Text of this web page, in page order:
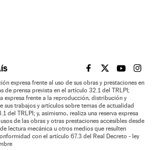
EL PAÍS BRASIL EN
EL PAÍSEL PAÍS
EL
expresa frente al uso de sus obras y prestaciones en
de prensa prevista en el artículo 32.1 del TRLPI;
expresa frente a la reproducción, distribución y
sus trabajos y artículos sobre temas de actualidad
del TRLPI; y, asimismo, realiza una reserva expresa
de las obras y otras prestaciones accesibles desde
lectura mecánica u otros medios que resulten
con el artículo 67.3 del Real Decreto - ley